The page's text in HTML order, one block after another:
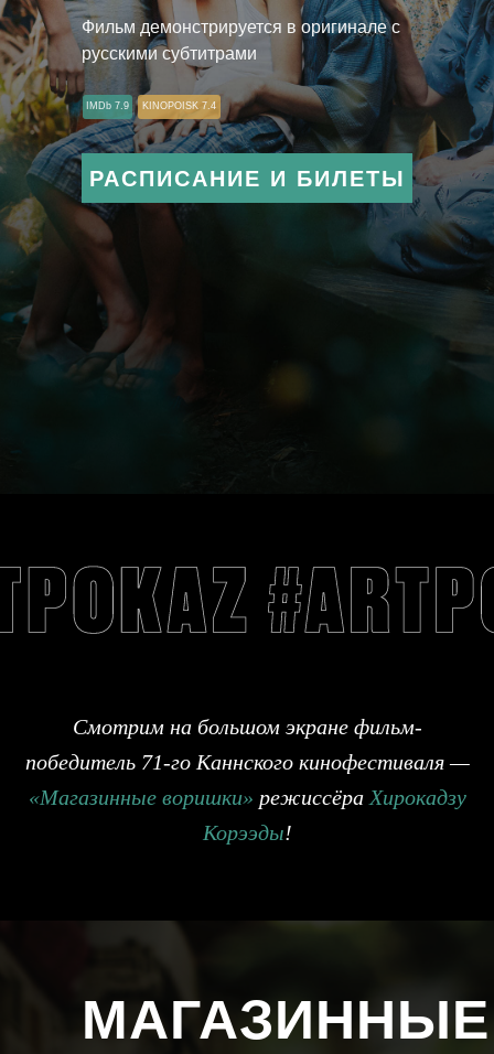
Фильм демонстрируется в оригинале с
русскими субтитрами
РАСПИСАНИЕ И БИЛЕТЫ
IMDb 7.9 KINOPOISK 7.4
Смотрим на большом экранефильм-
победитель 71-го Каннского кинофестиваля—
«Магазинные воришки» режиссёра Хирокадзу
Корээды!
МАГАЗИННЫЕ